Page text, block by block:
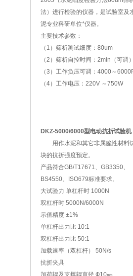
法）进行检验的仪器，是试验室及
泥专业科研单位*仪器。
主要技术参数：
（1）筛析测试细度：80um
（2）筛析自控时间：2min（可调
（3）工作负压可调：4000～
（4）工作电压：220V ～750W
DKZ-5000/6000型电动抗折试验机
用作水泥和其它非属脆性材料
块的抗折强度预定。
产品符合GB/T17671、GB3350、
BS4550、ISO679标准要求。
大试验力 单杠杆时 1000N
双杠杆时 5000N/6000N
示值精度 ±1%
单杠杆出力比 10:1
双杠杆出力比 50:1
加载速率（双杠杆） 50N/s
抗折夹具
加荷辊及支撑辊直径 Ф10㎜